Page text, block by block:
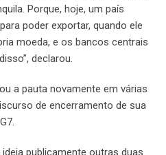
Porque, hoje, um país
poder exportar, quando ele
moeda, e os bancos centrais
declarou.
a pauta novamente em várias
de encerramento de sua
publicamente outras duas